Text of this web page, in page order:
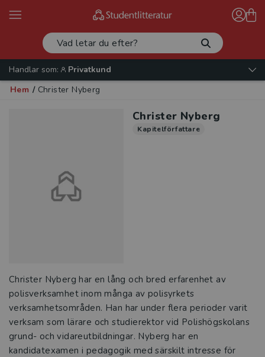
Handlar som:
Privatkund
Hem / Christer Nyberg
Christer Nyberg
Kapitelförfattare
Christer Nyberg har en lång och bred erfarenhet av
polisverksamhet inom många av polisyrkets
verksamhetsområden. Han har under flera perioder varit
verksam som lärare och studierektor vid Polishögskolans
grund- och vidareutbildningar. Nyberg har en
kandidatexamen i pedagogik med särskilt intresse för